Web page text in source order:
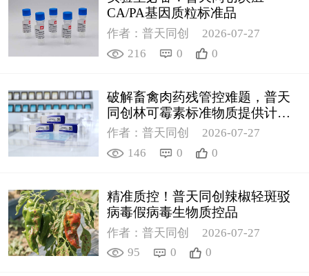
CA/PA基因质粒标准品
作者：普天同创
2026-07-27
216
0 0
破解畜禽肉药残管控难题，普天
同创林可霉素标准物质提供计量
支撑
作者：普天同创
2026-07-27
146
0 0
精准质控！普天同创辣椒轻斑驳
病毒假病毒生物质控品
作者：普天同创
2026-07-27
95
0 0